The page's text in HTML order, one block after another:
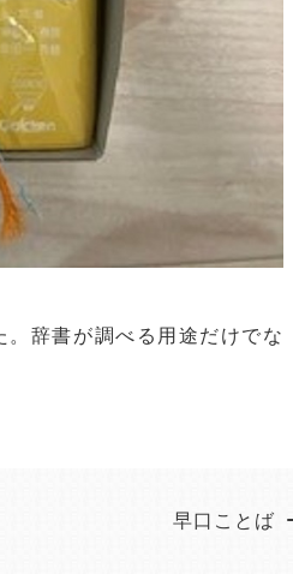
辞書が調べる用途だけでな
早口ことば